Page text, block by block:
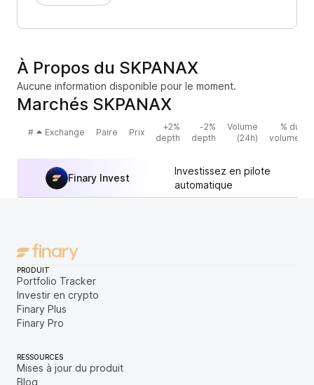
À Propos du SKPANAX
Aucune information disponible pour le moment.
Marchés SKPANAX
# Exchange Paire Prix
+2%
depth
-2%
depth
Volume
(24h)
% du
volume
Finary Invest
Investissez en pilote
automatique
PRODUIT
Portfolio Tracker
Investir en crypto
Finary Plus
Finary Pro
RESSOURCES
Mises à jour du produit
Blog